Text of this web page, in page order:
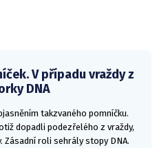
V případu vraždy z
DNA
takzvaného pomníčku.
dopadli podezřelého z vraždy,
roli sehrály stopy DNA.